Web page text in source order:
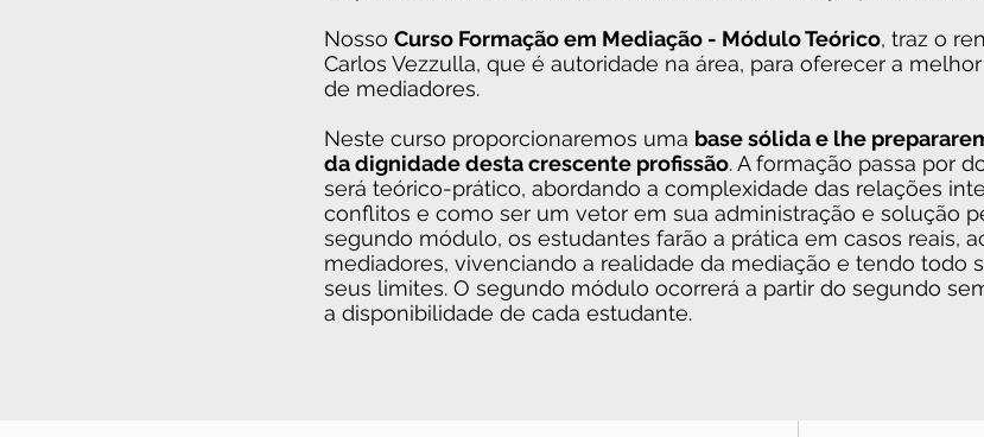
Nosso Curso Formação em Mediação - Módulo Teórico, traz o
Carlos Vezzulla, que é autoridade na área, para oferecer a
de mediadores.
Neste curso proporcionaremos uma base sólida e lhe
da dignidade desta crescente profissão. A formação passa por
será teórico-prático, abordando a complexidade das relações
conflitos e como ser um vetor em sua administração e solução
segundo módulo, os estudantes farão a prática em casos reais,
mediadores, vivenciando a realidade da mediação e tendo todo
seus limites. O segundo módulo ocorrerá a partir do segundo
a disponibilidade de cada estudante.